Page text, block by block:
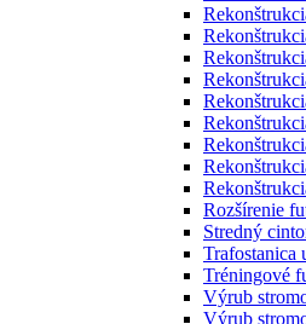
Rozšírenie
Stredný
Trafostanica
Tréningové
Výrub
Výrub